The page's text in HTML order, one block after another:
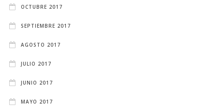
OCTUBRE 2017
SEPTIEMBRE 2017
AGOSTO 2017
JULIO 2017
JUNIO 2017
MAYO 2017